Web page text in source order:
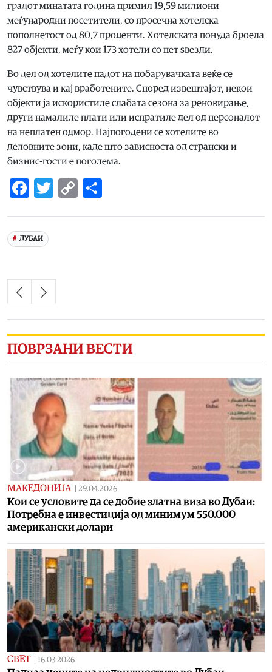
градот минатата година примил 19,59 милиони
меѓународни посетители, со просечна хотелска
пополнетост од 80,7 проценти. Хотелската понуда броела
827 објекти, меѓу кои 173 хотели со пет ѕвезди.
Во дел од хотелите падот на побарувачката веќе се
чувствува и кај вработените. Според извештајот, некои
објекти ја искористиле слабата сезона за реновирање,
други намалиле плати или испратиле дел од персоналот
на неплатен одмор. Најпогодени се хотелите во
деловните зони, каде што зависноста од странски и
бизнис-гости е поголема.
Facebook
Twitter
Copy
ДУБАИ
ПОВРЗАНИ ВЕСТИ
МАКЕДОНИЈА 29.04.2026
Koи се условите да се добие златна виза во Дубаи:
Потребна е инвестиција од минимум 550.000
американски долари
СВЕТ 16.03.2026